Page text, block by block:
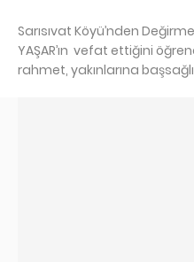
Sarısıvat Köyü’nden
YAŞAR’ın vefat ettiğini
rahmet, yakınlarına